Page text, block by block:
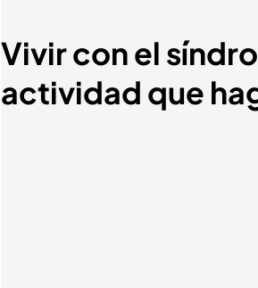
Vivir con el
actividad que